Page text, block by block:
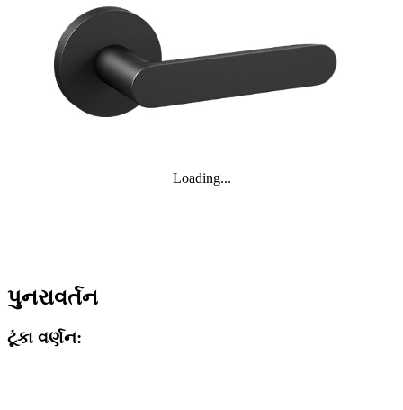
Loading...
પુનરાવર્તન
ટૂંકા વર્ણન: